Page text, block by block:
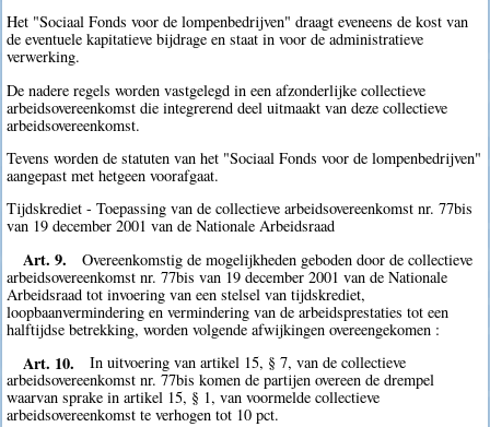
Het "Sociaal Fonds voor de lompenbedrijven" draagt eveneens de kost van
de eventuele kapitatieve bijdrage en staat in voor de administratieve
verwerking.
De nadere regels worden vastgelegd in een afzonderlijke collectieve
arbeidsovereenkomst die integrerend deel uitmaakt van deze collectieve
arbeidsovereenkomst.
Tevens worden de statuten van het "Sociaal Fonds voor de lompenbedrijven"
aangepast met hetgeen voorafgaat.
Tijdskrediet - Toepassing van de collectieve arbeidsovereenkomst nr. 77bis
van 19 december 2001 van de Nationale Arbeidsraad
Art. 9.
Overeenkomstig de mogelijkheden geboden door de collectieve
arbeidsovereenkomst nr. 77bis van 19 december 2001 van de Nationale
Arbeidsraad tot invoering van een stelsel van tijdskrediet,
loopbaanvermindering en vermindering van de arbeidsprestaties tot een
halftijdse betrekking, worden volgende afwijkingen overeengekomen :
Art. 10.
In uitvoering van artikel 15, § 7, van de collectieve
arbeidsovereenkomst nr. 77bis komen de partijen overeen de drempel
waarvan sprake in artikel 15, § 1, van voormelde collectieve
arbeidsovereenkomst te verhogen tot 10 pct.